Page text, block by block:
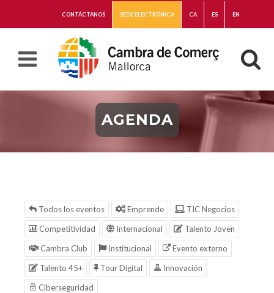
CONTÁCTANOS SEDE ELECTRÓNICA CA ES EN
AGENDA
Todos los eventos Emprende
TIC Negocios
Competitividad
Internacional
Talento Joven
Cambra Club
Institucional
Evento externo
Talento 45+
Tour Digital
Innovación
Ciberseguridad